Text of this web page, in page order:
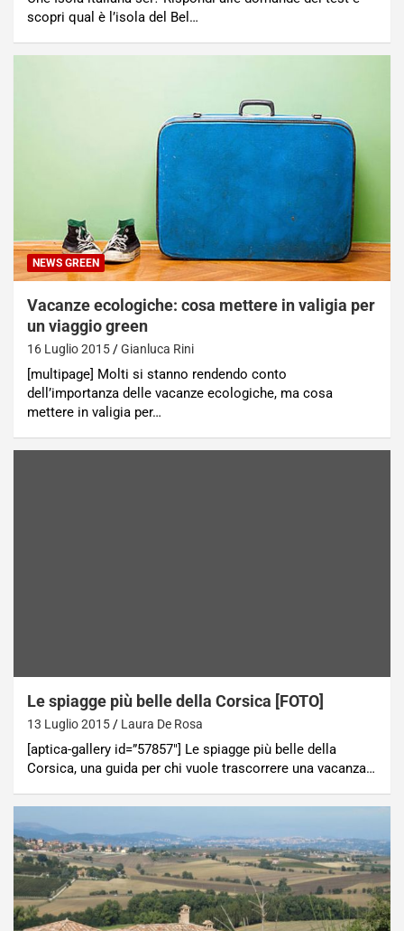
scopri qual è l’isola del Bel…
NEWS GREEN
Vacanze ecologiche: cosa mettere in valigia per
un viaggio green
16 Luglio 2015 Gianluca Rini
[multipage] Molti si stanno rendendo conto
dell’importanza delle vacanze ecologiche, ma cosa
mettere in valigia per…
Le spiagge più belle della Corsica [FOTO]
13 Luglio 2015 Laura De Rosa
[aptica-gallery id=”57857″] Le spiagge più belle della
Corsica, una guida per chi vuole trascorrere una vacanza…